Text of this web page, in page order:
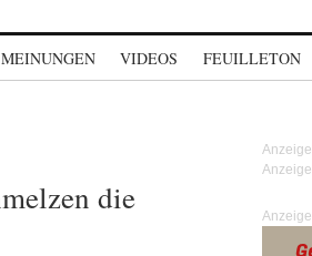
MEINUNGEN VIDEOS FEUILLETON
die
Anzeige